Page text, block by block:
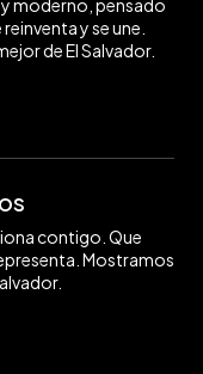
moderno, pensado
y se une.
de El Salvador.
contigo. Que
Mostramos